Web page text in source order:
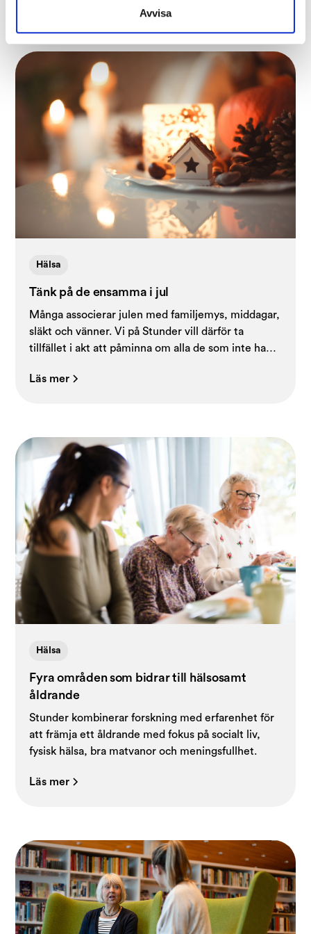
Avvisa
Hälsa
Tänk på de ensamma i jul
Många associerar julen med familjemys, middagar,
släkt och vänner. Vi på Stunder vill därför ta
tillfället i akt att påminna om alla de som inte har
Läs mer
Hälsa
Fyra områden som bidrar till hälsosamt
åldrande
Stunder kombinerar forskning med erfarenhet för
att främja ett åldrande med fokus på socialt liv,
fysisk hälsa, bra matvanor och meningsfullhet.
Läs mer